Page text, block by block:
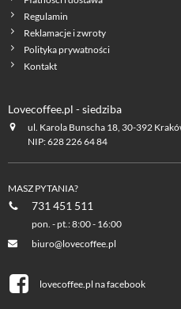
Regulamin
Reklamacje i zwroty
Polityka prywatności
Kontakt
Lovecoffee.pl - siedziba
ul. Karola Bunscha 18, 30-392
NIP: 628 226 64 84
MASZ PYTANIA?
731 451 511
pon. - pt.: 8:00 - 16:00
biuro@lovecoffee.pl
lovecoffee.pl na facebook